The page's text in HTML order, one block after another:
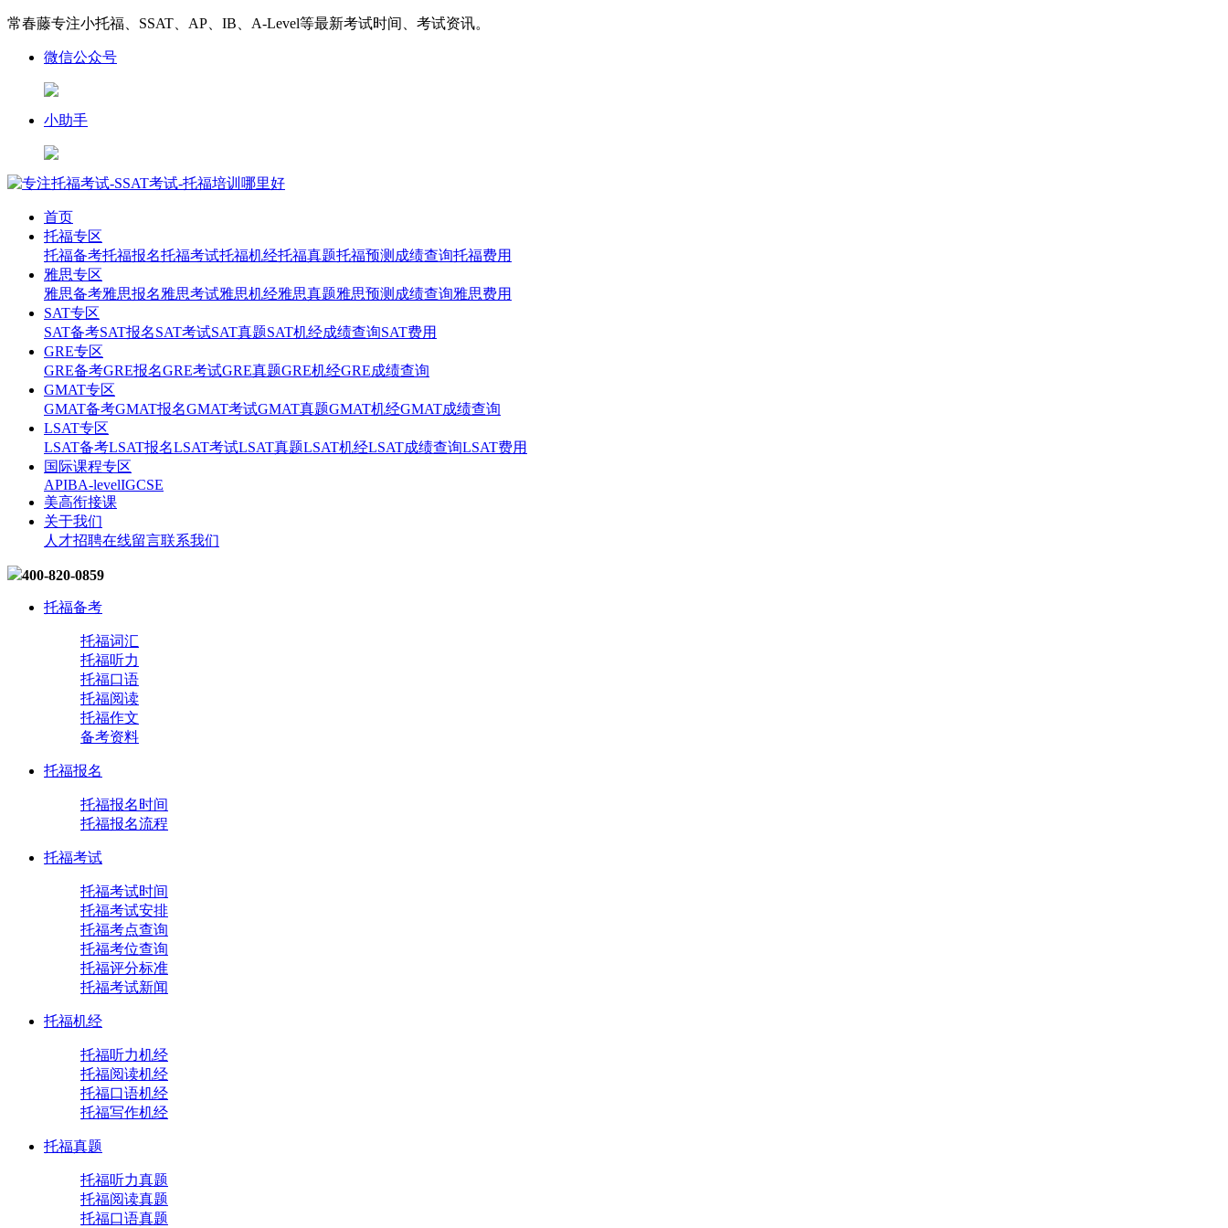
常春藤专注小托福、SSAT、AP、IB、A-Level等最新考试时间、考试资讯。
微信公众号
小助手
首页
托福专区
托福备考托福报名托福考试托福机经托福真题托福预测 成绩查询托福费用
雅思专区
雅思备考雅思报名雅思考试雅思机经雅思真题雅思预测 成绩查询雅思费用
SAT专区
SAT备考SAT报名SAT考试SAT真题SAT机经成绩查询SAT费用
GRE专区
GRE备考GRE报名GRE考试GRE真题GRE机经GRE成绩查询
GMAT专区
GMAT备考GMAT报名GMAT考试GMAT真题GMAT机经GMAT成绩查询
LSAT专区
LSAT备考LSAT报名LSAT考试LSAT真题LSAT机经LSAT成绩查询LSAT费用
国际课程专区
APIBA-levelIGCSE
美高衔接课
关于我们
人才招聘在线留言联系我们
400-820-0859
托福备考
托福词汇
托福听力
托福口语
托福阅读
托福作文
备考资料
托福报名
托福报名时间
托福报名流程
托福考试
托福考试时间
托福考试安排
托福考点查询
托福考位查询
托福评分标准
托福考试新闻
托福机经
托福听力机经
托福阅读机经
托福口语机经
托福写作机经
托福真题
托福听力真题
托福阅读真题
托福口语真题